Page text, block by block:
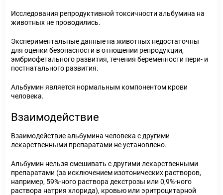
Исследования репродуктивной токсичности альбумина на
животных не проводились.
Экспериментальные данные на животных недостаточны
для оценки безопасности в отношении репродукции,
эмбриофетального развития, течения беременности пери- и
постнатального развития.
Альбумин является нормальным компонентом крови
человека.
Взаимодействие
Взаимодействие альбумина человека с другими
лекарственными препаратами не установлено.
Альбумин нельзя смешивать с другими лекарственными
препаратами (за исключением изотонических растворов,
например, 59%-ного раствора декстрозы или 0,9%-ного
раствора натрия хлорида), кровью или эритроцитарной